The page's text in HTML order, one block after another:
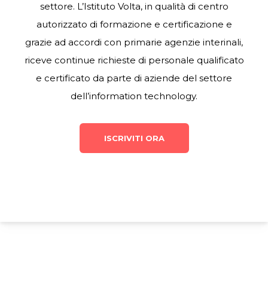
settore. L’Istituto Volta, in qualità di centro
autorizzato di formazione e certificazione e
grazie ad accordi con primarie agenzie interinali,
riceve continue richieste di personale qualificato
e certificato da parte di aziende del settore
dell’information technology.
ISCRIVITI ORA